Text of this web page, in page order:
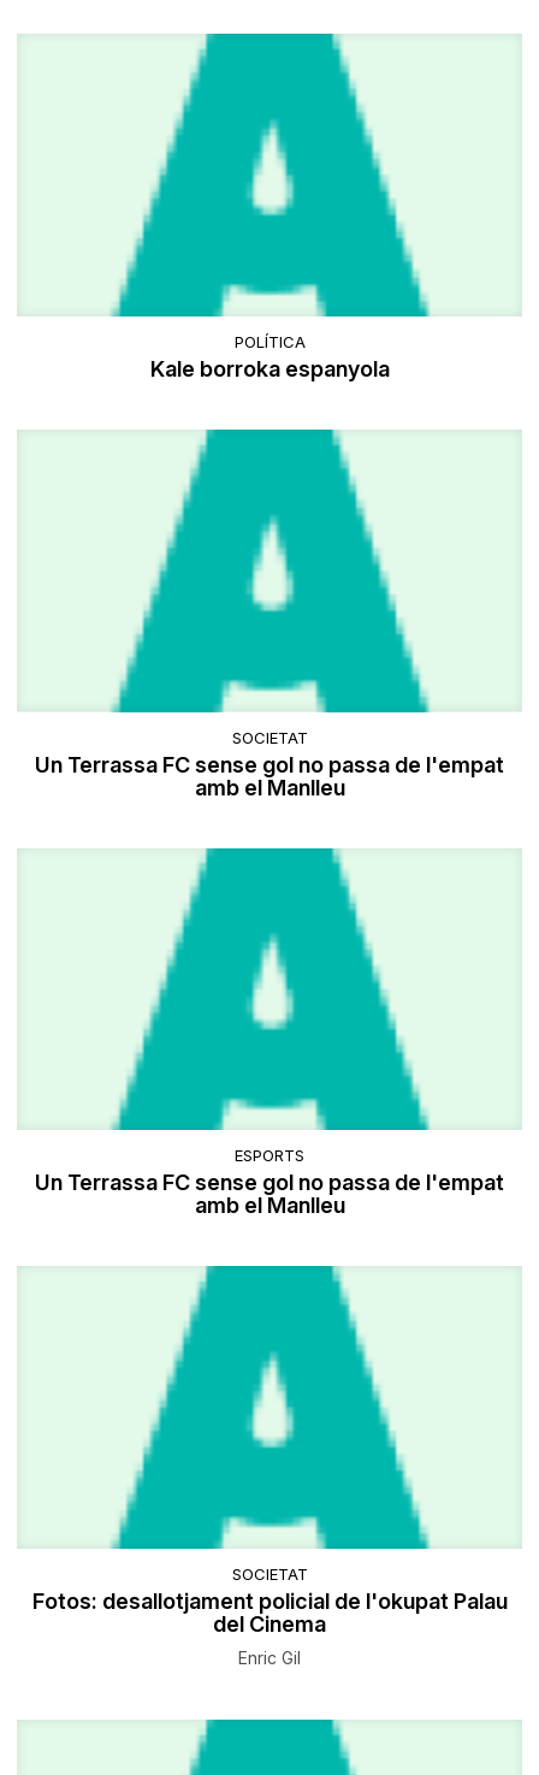
POLÍTICA
Kale borroka espanyola
SOCIETAT
Un Terrassa FC sense gol no passa de l'empat
amb el Manlleu
ESPORTS
Un Terrassa FC sense gol no passa de l'empat
amb el Manlleu
SOCIETAT
Fotos: desallotjament policial de l'okupat Palau
del Cinema
Enric Gil